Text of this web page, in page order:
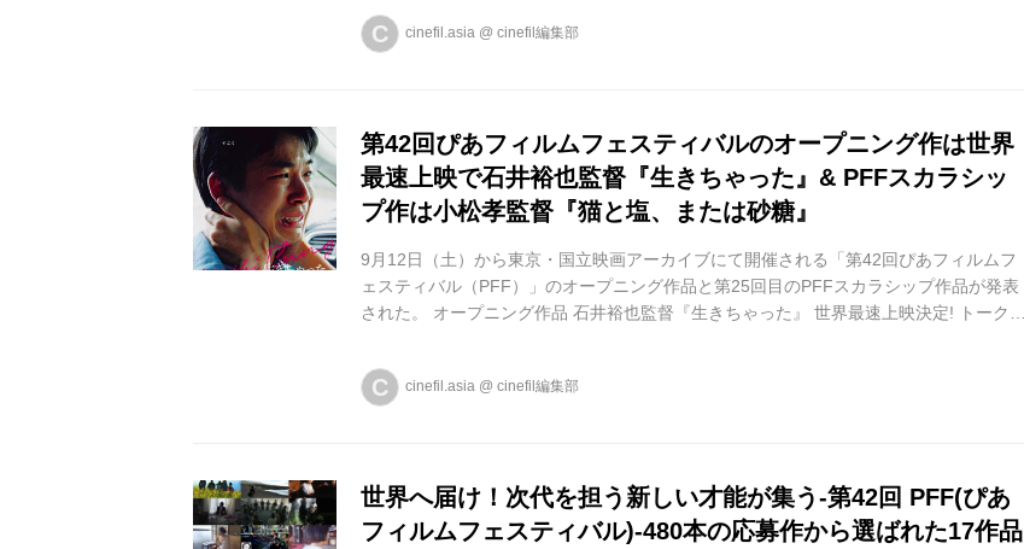
ーソン・コンプリート特集」を実現! 27歳での初の長編映画『スウェーディッシュ・ラ
ブ・ストーリー』(70年)が国内外で称賛されるも、2作目『ギリアップ』(75年)以降CM
C cinefil.asia @ cinefil編集部
第42回ぴあフィルムフェスティバルのオープニング作は世界
最速上映で石井裕也監督『生きちゃった』& PFFスカラシッ
プ作は小松孝監督『猫と塩、または砂糖』
9月12日（土）から東京・国立映画アーカイブにて開催される「第42回ぴあフィルムフ
ェスティバル（PFF）」のオープニング作品と第25回目のPFFスカラシップ作品が発表
された。 オープニング作品 石井裕也監督『生きちゃった』 世界最速上映決定! トーク登
のメインプログラムである自主映画のコンペティショ ン・PFFアワード2007『剥き出し
にっぽん』でグランプリを受賞し、第19回PFFスカラシップの権利を獲得し制作された
C cinefil.asia @ cinefil編集部
世界へ届け！次代を担う新しい才能が集う-第42回 PFF(ぴあ
フィルムフェスティバル)-480本の応募作から選ばれた17作品